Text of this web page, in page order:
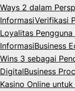
Ways 2 dalam
InformasiVerifikasi
Loyalitas
InformasiBusiness
Wins 3 sebagai
DigitalBusiness
Kasino Online